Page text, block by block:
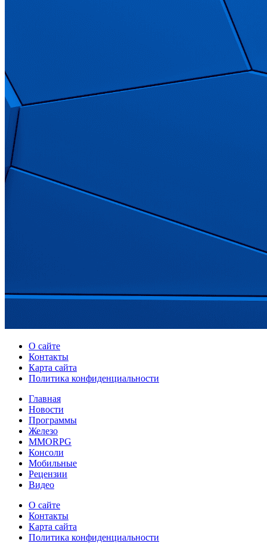
О сайте
Контакты
Карта сайта
Политика конфиденциальности
Главная
Новости
Программы
Железо
MMORPG
Консоли
Мобильные
Рецензии
Видео
О сайте
Контакты
Карта сайта
Политика конфиденциальности